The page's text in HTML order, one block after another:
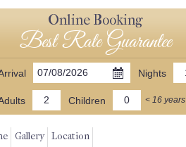
Online Booking
Best Rate Guarantee
Nights
Children < 16 years
Gallery Location